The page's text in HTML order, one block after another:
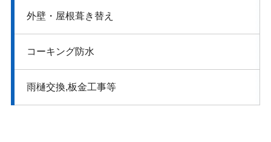
外壁・屋根​葺き替え
コーキング​防水
雨樋交換,板金工事等